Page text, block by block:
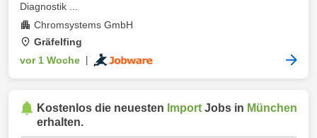
Diagnostik ...
Chromsystems GmbH
Gräfelfing
vor 1 Woche
Kostenlos die neuesten Import Jobs in München
erhalten.